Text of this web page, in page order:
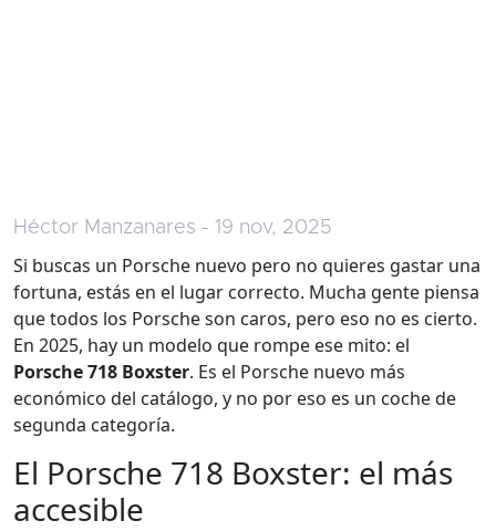
Héctor Manzanares - 19 nov, 2025
Si buscas un Porsche nuevo pero no quieres gastar una
fortuna, estás en el lugar correcto. Mucha gente piensa
que todos los Porsche son caros, pero eso no es cierto.
En 2025, hay un modelo que rompe ese mito: el
Porsche 718 Boxster. Es el Porsche nuevo más
económico del catálogo, y no por eso es un coche de
segunda categoría.
El Porsche 718 Boxster: el más
accesible